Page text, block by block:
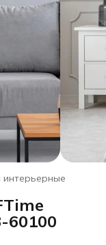
60100